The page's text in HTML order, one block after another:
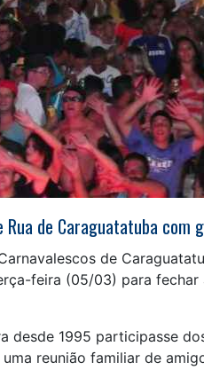
de Caraguatatuba com
de
feira (05/03) para fechar
desde 1995 participasse
reunião familiar de